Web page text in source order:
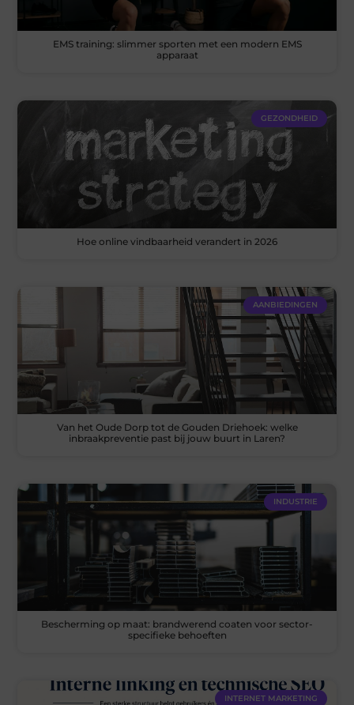
EMS training: slimmer sporten met een modern EMS
apparaat
GEZONDHEID
Hoe online vindbaarheid verandert in 2026
AANBIEDINGEN
Van het Oude Dorp tot de Gouden Driehoek: welke
inbraakpreventie past bij jouw buurt in Laren?
INDUSTRIE
Bescherming op maat: brandwerend coaten voor sector-
specifieke behoeften
INTERNET MARKETING